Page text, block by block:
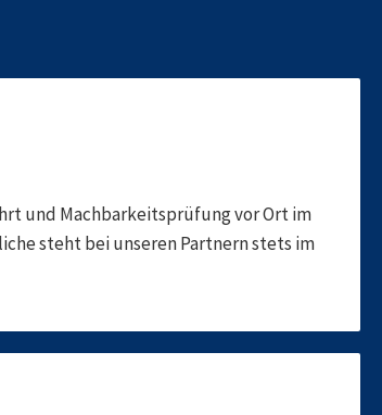
und Machbarkeitsprüfung vor Ort im
steht bei unseren Partnern stets im